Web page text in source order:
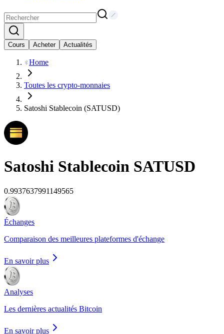
Cours Acheter Actualités
Home
Toutes les crypto-monnaies
Satoshi Stablecoin (SATUSD)
Satoshi Stablecoin SATUSD
0.9937637991149565
Échanges
Comparaison des meilleures plateformes d'échange
En savoir plus
Analyses
Les dernières actualités Bitcoin
En savoir plus